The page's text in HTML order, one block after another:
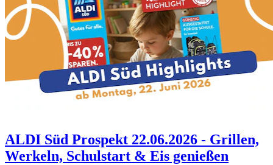
ALDI Süd Prospekt 22.06.2026 - Grillen,
Werkeln, Schulstart & Eis genießen